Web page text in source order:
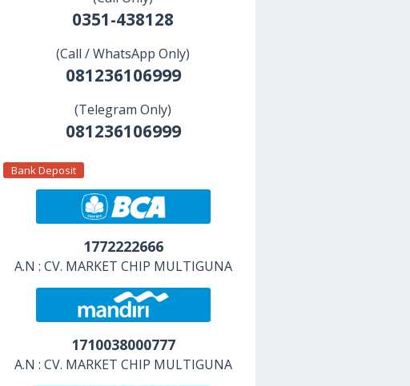
0351-438128
(Call / WhatsApp Only)
081236106999
(Telegram Only)
081236106999
Bank Deposit
1772222666
A.N : CV. MARKET CHIP MULTIGUNA
1710038000777
A.N : CV. MARKET CHIP MULTIGUNA